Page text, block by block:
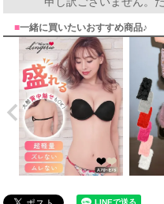
■一緒に買いたいおすすめ商品♪